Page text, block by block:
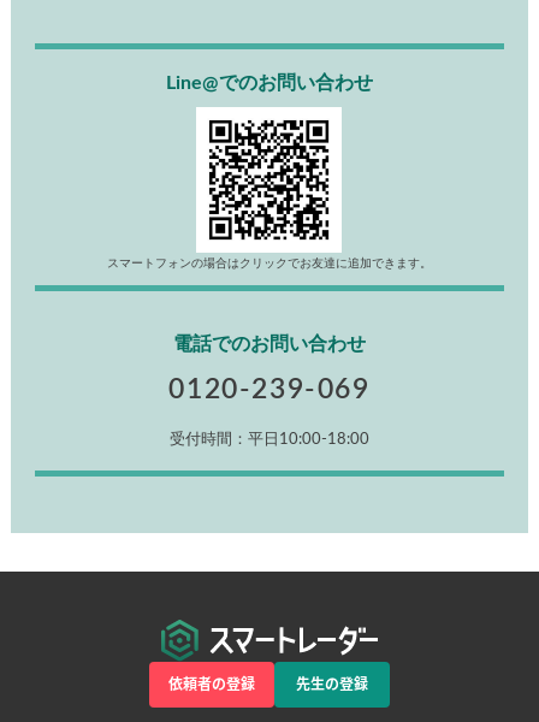
Line@でのお問い合わせ
スマートフォンの場合はクリックでお友達に追加できます。
電話でのお問い合わせ
0120-239-069
受付時間：平日10:00-18:00
依頼者の登録 先生の登録